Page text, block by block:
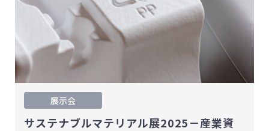
展示会
サステナブルマテリアル展2025－産業資